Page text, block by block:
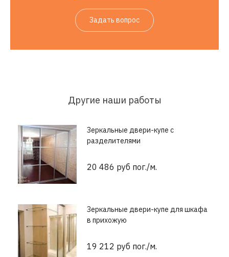
Задать вопрос
Другие наши работы
Зеркальные двери-купе с
разделителями
20 486 руб пог./м.
Зеркальные двери-купе для шкафа
в прихожую
19 212 руб пог./м.